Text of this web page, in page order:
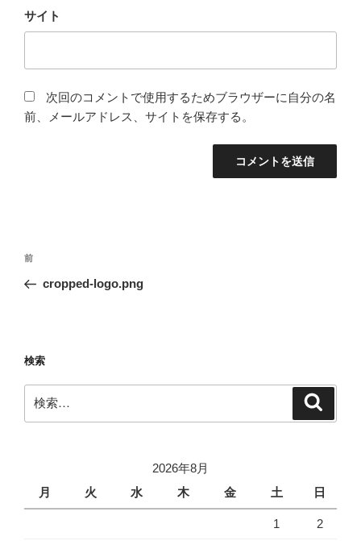
サイト
次回のコメントで使用するためブラウザーに自分の名
前、メールアドレス、サイトを保存する。
投
ナ
ー
シ
ョ
前
の
前
cropped-logo.png
検索
索:
2026年8月
月
火 水 木 金 土 日
1 2